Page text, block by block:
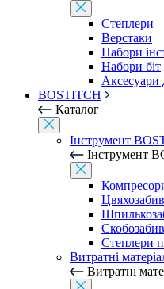
Степлери
Верстаки
Набори
Набори біт
Аксесуари
BOSTITCH
Каталог
Інструмент
Інструмент
Степлери
Витратні
Витратні